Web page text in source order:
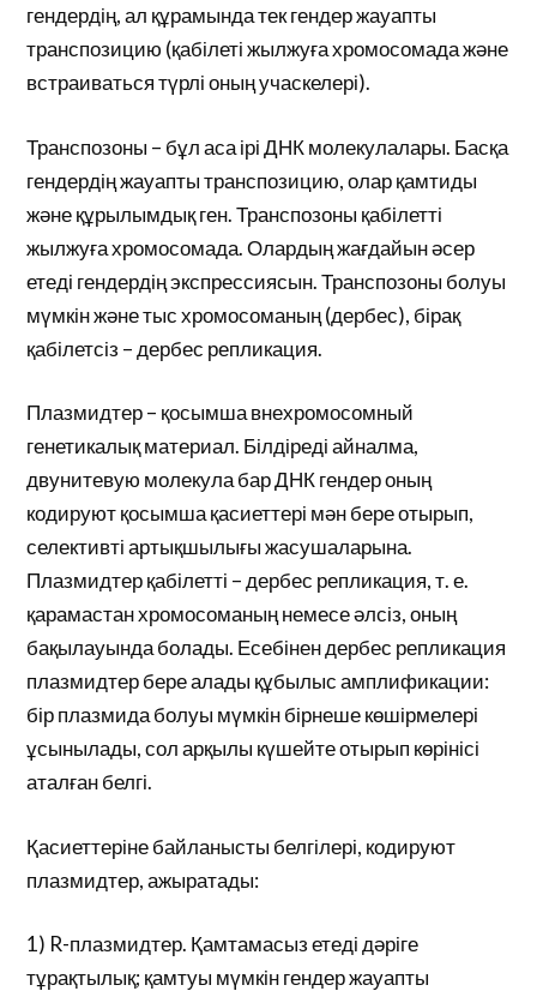
гендердің, ал құрамында тек гендер жауапты
транспозицию (қабілеті жылжуға хромосомада және
встраиваться түрлі оның учаскелері).
Транспозоны – бұл аса ірі ДНК молекулалары. Басқа
гендердің жауапты транспозицию, олар қамтиды
және құрылымдық ген. Транспозоны қабілетті
жылжуға хромосомада. Олардың жағдайын әсер
етеді гендердің экспрессиясын. Транспозоны болуы
мүмкін және тыс хромосоманың (дербес), бірақ
қабілетсіз – дербес репликация.
Плазмидтер – қосымша внехромосомный
генетикалық материал. Білдіреді айналма,
двунитевую молекула бар ДНК гендер оның
кодируют қосымша қасиеттері мән бере отырып,
селективті артықшылығы жасушаларына.
Плазмидтер қабілетті – дербес репликация, т. е.
қарамастан хромосоманың немесе әлсіз, оның
бақылауында болады. Есебінен дербес репликация
плазмидтер бере алады құбылыс амплификации:
бір плазмида болуы мүмкін бірнеше көшірмелері
ұсынылады, сол арқылы күшейте отырып көрінісі
аталған белгі.
Қасиеттеріне байланысты белгілері, кодируют
плазмидтер, ажыратады:
1) R-плазмидтер. Қамтамасыз етеді дәріге
тұрақтылық; қамтуы мүмкін гендер жауапты